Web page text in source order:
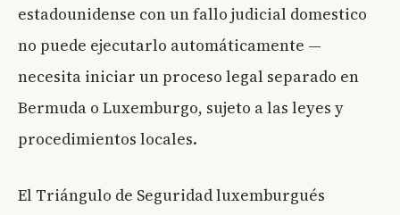
estadounidense con un fallo judicial domestico
no puede ejecutarlo automáticamente —
necesita iniciar un proceso legal separado en
Bermuda o Luxemburgo, sujeto a las leyes y
procedimientos locales.
El Triángulo de Seguridad luxemburgués